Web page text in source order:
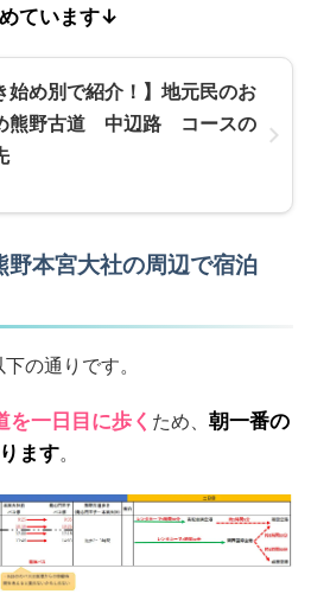
ています↓
始め別で紹介！】地元民のお
熊野古道 中辺路 コースの
本宮大社の周辺で宿泊
の通りです。
を一日目に歩く ため、 朝一番の
ます。